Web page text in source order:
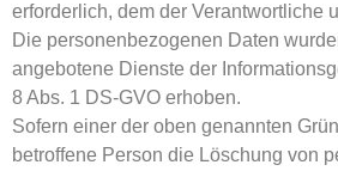
erforderlich, dem der Verantwortliche
Die personenbezogenen Daten
angebotene Dienste der
8 Abs. 1 DS-GVO erhoben.
Sofern einer der oben genannten
betroffene Person die Löschung von